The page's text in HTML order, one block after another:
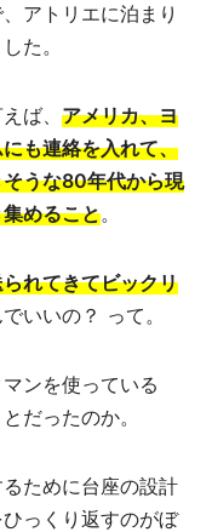
アトリエに泊まり
た。
ば、 アメリカ、ヨ
も連絡を入れて、
うな80年代から現
めること。
れてきてビックリ
いいの？ って。
ンを使っている
だったのか。
ために台座の設計
っくり返すのがぼ